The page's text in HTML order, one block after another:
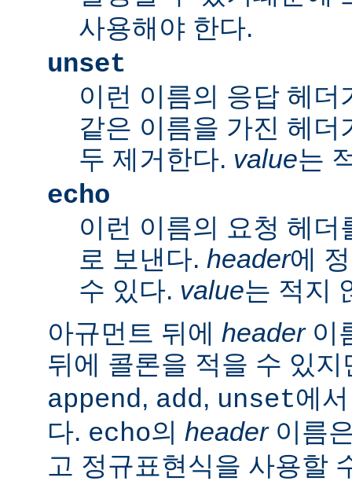
사용해야 한다.
unset
이런 이름의 응답 헤
같은 이름을 가진 헤
두 제거한다. value는
echo
이런 이름의 요청 헤
로 보낸다. header에
수 있다. value는 적지
아규먼트 뒤에 header이
뒤에 콜론을 적을 수 있
append, add, unset에
다. echo의 header이름
고 정규표현식을 사용할